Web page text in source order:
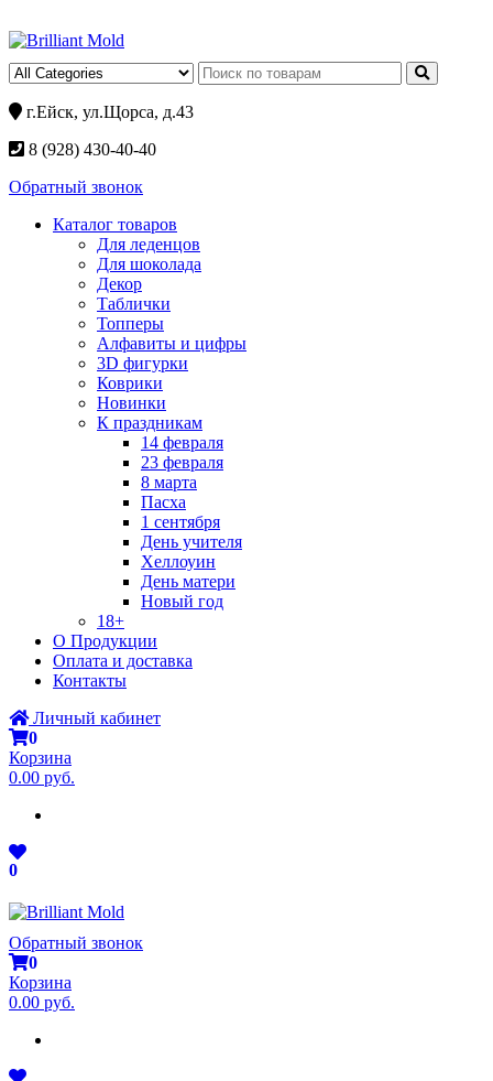
г.Ейск, ул.Щорса, д.43
8 (928) 430-40-40
Обратный звонок
Каталог товаров
Для леденцов
Для шоколада
Декор
Таблички
Топперы
Алфавиты и цифры
3D фигурки
Коврики
Новинки
К праздникам
14 февраля
23 февраля
8 марта
Пасха
1 сентября
День учителя
Хеллоуин
День матери
Новый год
18+
О Продукции
Оплата и доставка
Контакты
Личный кабинет
0
Корзина
0.00 руб.
0
Обратный звонок
0
Корзина
0.00 руб.